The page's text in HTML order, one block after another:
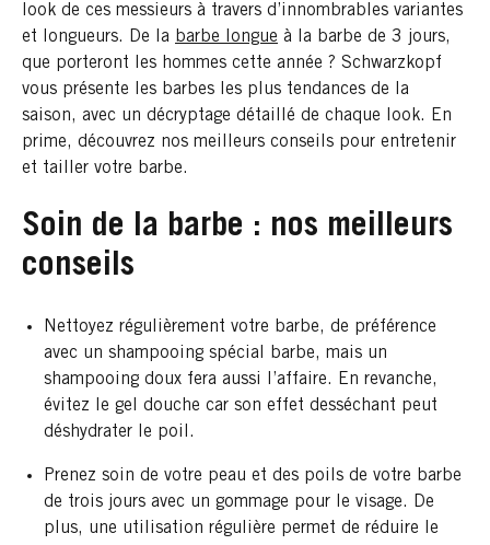
look de ces messieurs à travers d’innombrables variantes
et longueurs. De la barbe longue à la barbe de 3 jours,
que porteront les hommes cette année ? Schwarzkopf
vous présente les barbes les plus tendances de la
saison, avec un décryptage détaillé de chaque look. En
prime, découvrez nos meilleurs conseils pour entretenir
et tailler votre barbe.
Soin de la barbe : nos meilleurs
conseils
Nettoyez régulièrement votre barbe, de préférence
avec un shampooing spécial barbe, mais un
shampooing doux fera aussi l’affaire. En revanche,
évitez le gel douche car son effet desséchant peut
déshydrater le poil.
Prenez soin de votre peau et des poils de votre barbe
de trois jours avec un gommage pour le visage. De
plus, une utilisation régulière permet de réduire le